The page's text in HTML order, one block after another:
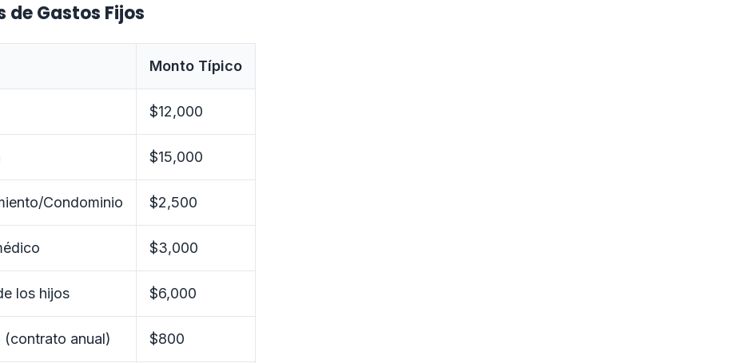
de Gastos Fijos
Monto Típico
$12,000
$15,000
Condominio $2,500
$3,000
los hijos $6,000
(contrato anual) $800